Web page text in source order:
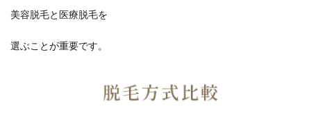
美容脱毛と医療脱毛を
選ぶことが重要です。